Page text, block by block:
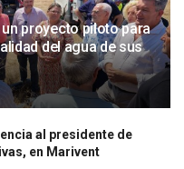
proyecto piloto para
del agua de sus
al presidente de
en Marivent